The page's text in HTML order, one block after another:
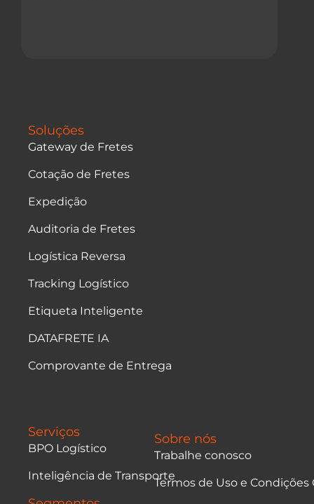
Soluções
Gateway de Fretes
Cotação de Fretes
Expedição
Auditoria de Fretes
Logística Reversa
Tracking Logístico
Etiqueta Inteligente
DATAFRETE IA
Comprovante de Entrega
Serviços
BPO Logístico
Inteligência de Transporte
Sobre nós
Trabalhe conosco
Termos de Uso e Condições